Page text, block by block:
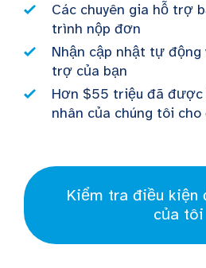
Các chuyên gia hỗ trợ
trình nộp đơn
Nhận cập nhật tự
trợ của bạn
Hơn $55 triệu đã được
nhân của chúng tôi cho
Kiểm tra điều kiện
của tôi